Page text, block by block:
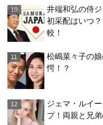
井端和弘の侍
初采配はいつ
較！
松嶋菜々子の
愕！？
ジェマ・ルイ
プ！両親と兄